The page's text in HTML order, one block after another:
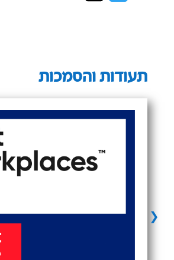
תעודות והסמכות
❮